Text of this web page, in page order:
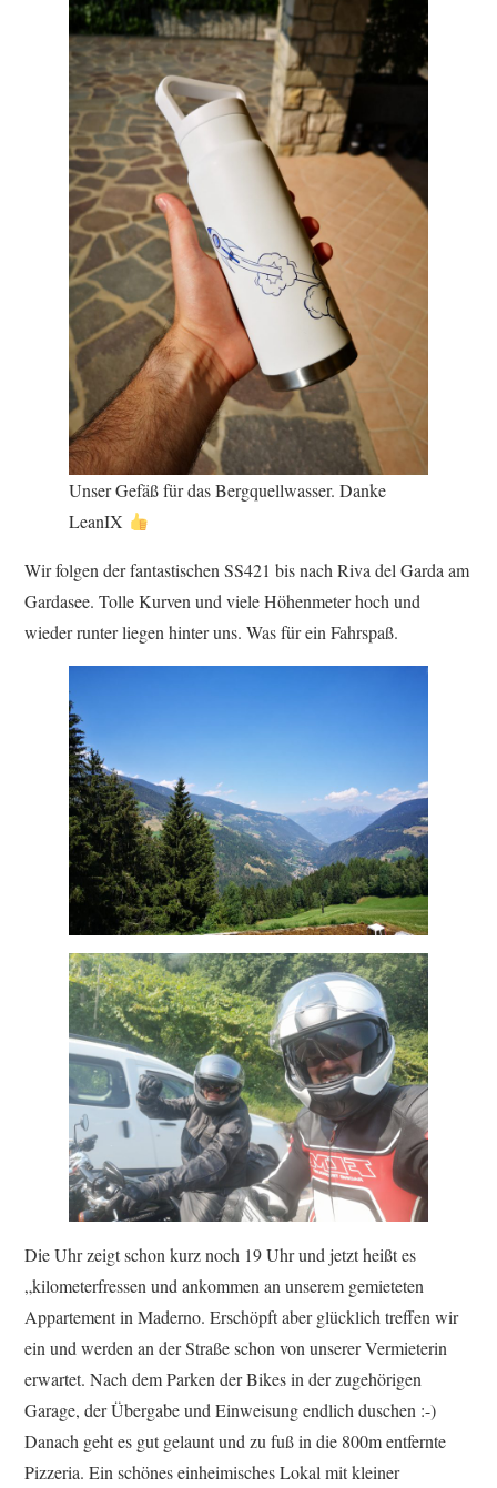
Unser Gefäß für das Bergquellwasser. Danke
LeanIX
Wir folgen der fantastischen SS421 bis nach Riva del Garda am
Gardasee. Tolle Kurven und viele Höhenmeter hoch und
wieder runter liegen hinter uns. Was für ein Fahrspaß.
Die Uhr zeigt schon kurz noch 19 Uhr und jetzt heißt es
„kilometerfressen und ankommen an unserem gemieteten
Appartement in Maderno. Erschöpft aber glücklich treffen wir
ein und werden an der Straße schon von unserer Vermieterin
erwartet. Nach dem Parken der Bikes in der zugehörigen
Garage, der Übergabe und Einweisung endlich duschen :-)
Danach geht es gut gelaunt und zu fuß in die 800m entfernte
Pizzeria. Ein schönes einheimisches Lokal mit kleiner